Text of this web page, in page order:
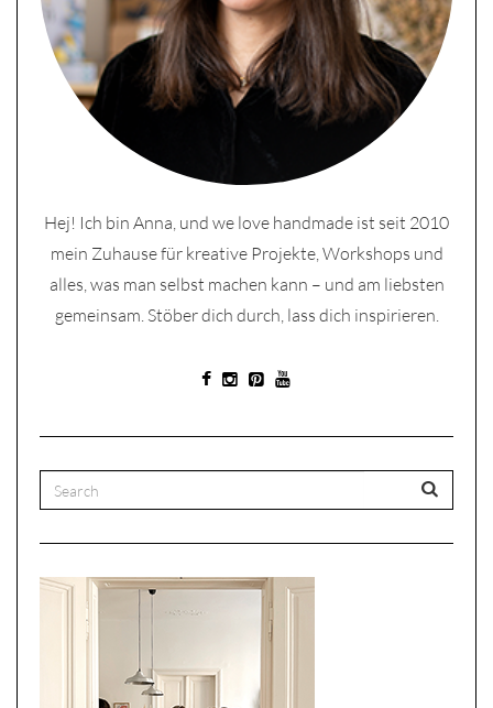
Hej! Ich bin Anna, und we love handmade ist seit 2010
mein Zuhause für kreative Projekte, Workshops und
alles, was man selbst machen kann – und am liebsten
gemeinsam. Stöber dich durch, lass dich inspirieren.